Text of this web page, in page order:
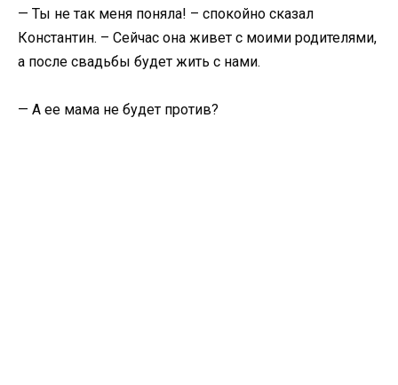
— Ты не так меня поняла! – спокойно сказал
Константин. – Сейчас она живет с моими родителями,
а после свадьбы будет жить с нами.
— А ее мама не будет против?